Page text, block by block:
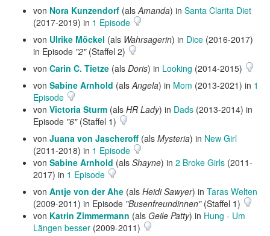
von Nora Kunzendorf (alsAmanda) in Santa Clarita Diet
(2017-2019) in 1 Episode
von Ulrike Möckel (als Wahrsagerin) in Dice (2016-2017)
in Episode "2"(Staffel 2)
von Carin C. Tietze (als Doris) in Looking (2014-2015)
von Sabine Arnhold (alsAngela) in Mom (2013-2021) in 1
Episode
von Victoria Sturm (als HR Lady) in Dads (2013-2014) in
Episode "6"(Staffel 1)
von Juana von Jascheroff (als Mysteria) in New Girl
(2011-2018) in 1 Episode
von Sabine Arnhold (als Shayne) in 2 Broke Girls (2011-
2017) in 1 Episode
von Antje von der Ahe (als Heidi Sawyer) in Taras Welten
(2009-2011) in Episode "Busenfreundinnen"(Staffel 1)
von Katrin Zimmermann (als Geile Patty) in Hung - Um
Längen besser (2009-2011)